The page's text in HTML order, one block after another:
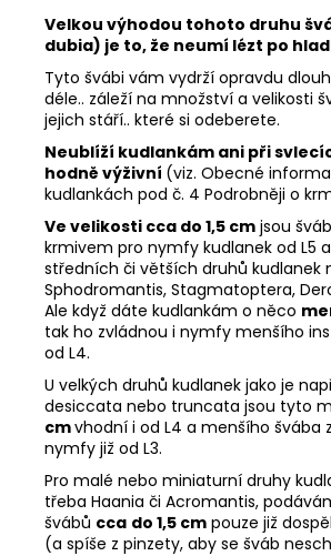
Velkou výhodou tohoto druhu
dubia) je to, že neumí lézt po
Tyto švábi vám vydrží opravdu
déle.. záleží na množství a velikosti
jejich stáří.. které si odeberete.
Neublíží kudlankám ani při
hodně výživní (viz. Obecné
kudlankách pod č. 4 Podrobněji o
Ve velikosti cca do 1,5 cm jsou
krmivem pro nymfy kudlanek od L5
středních či větších druhů kudlanek
Sphodromantis, Stagmatoptera,
Ale když dáte kudlankám o něco
tak ho zvládnou i nymfy menšího
od L4.
U velkých druhů kudlanek jako je
desiccata nebo truncata jsou tyto
cmvhodní i od L4 a menšího švába
nymfy již od L3.
Pro malé nebo miniaturní druhy
třeba Haania či Acromantis,
švábů cca do 1,5 cm pouze již
(a spíše z pinzety, aby se šváb